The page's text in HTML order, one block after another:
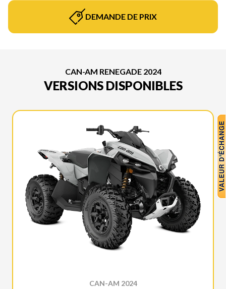
DEMANDE DE PRIX
CAN-AM RENEGADE 2024
VERSIONS DISPONIBLES
CAN-AM 2024